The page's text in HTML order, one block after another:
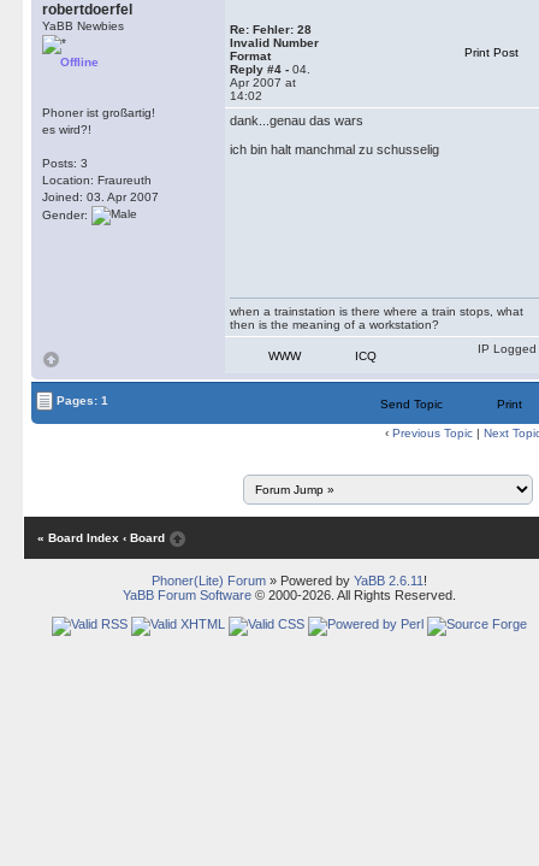
robertdoerfel
YaBB Newbies
Offline
Phoner ist großartig!
es wird?!
Posts: 3
Location: Fraureuth
Joined: 03. Apr 2007
Gender:
Re: Fehler: 28
Invalid Number
Format
Reply #4 - 04.
Apr 2007 at
14:02
Print Post
dank...genau das wars
ich bin halt manchmal zu schusselig
when a trainstation is there where a train stops, what
then is the meaning of a workstation?
WWW ICQ
IP Logged
Pages: 1 Send Topic Print
‹ Previous Topic | Next
« Board Index ‹ Board
Phoner(Lite) Forum» Powered by YaBB 2.6.11 !
YaBB Forum Software© 2000-2026. All Rights Reserved.